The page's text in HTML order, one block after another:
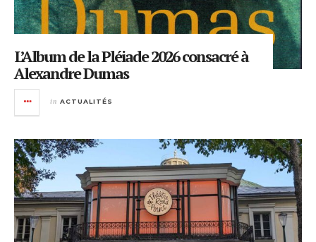
L’Album de la Pléiade 2026 consacré à
Alexandre Dumas
in ACTUALITÉS